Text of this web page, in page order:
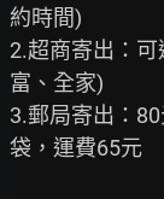
約時間)
2.超商寄出：
富、全家)
3.郵局寄出：
袋，運費65元